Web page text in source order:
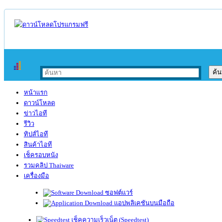
หน้าแรก
ดาวน์โหลด
ข่าวไอที
รีวิว
ทิปส์ไอที
สินค้าไอที
เช็ครอบหนัง
รวมคลิป Thaiware
เครื่องมือ
ซอฟต์แวร์
แอปพลิเคชันบนมือถือ
เช็คความเร็วเน็ต (Speedtest)